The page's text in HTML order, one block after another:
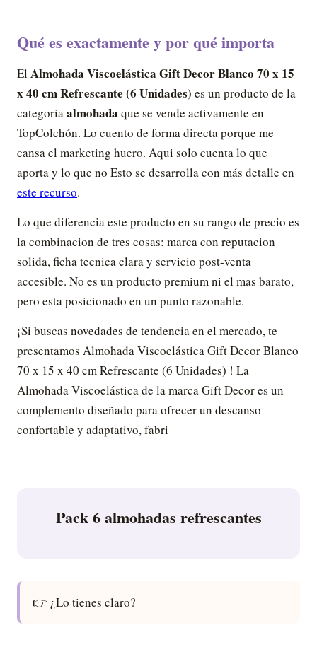
Qué es exactamente y por qué importa
El Almohada Viscoelástica Gift Decor Blanco 70 x 15
x 40 cm Refrescante (6 Unidades) es un producto de la
categoriaalmohada que se vende activamente en
TopColchón. Lo cuento de forma directa porque me
cansa el marketing huero. Aqui solo cuenta lo que
aporta y lo que no Esto se desarrolla con más detalle en
este recurso.
Lo que diferencia este producto en su rango de precio es
la combinacion de tres cosas: marca con reputacion
solida, ficha tecnica clara y servicio post-venta
accesible. No es un producto premium ni el mas barato,
pero esta posicionado en un punto razonable.
¡Si buscas novedades de tendencia en el mercado, te
presentamos Almohada Viscoelástica Gift Decor Blanco
70 x 15 x 40 cm Refrescante (6 Unidades) ! La
Almohada Viscoelástica de la marca Gift Decor es un
complemento diseñado para ofrecer un descanso
confortable y adaptativo, fabri
Pack 6 almohadas refrescantes
👉 ¿Lo tienes claro?